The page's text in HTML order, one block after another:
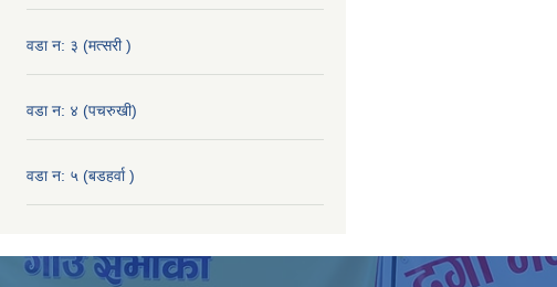
वडा न: ३ (मत्सरी )
वडा न: ४ (पचरुखी)
वडा न: ५ (बडहर्वा )